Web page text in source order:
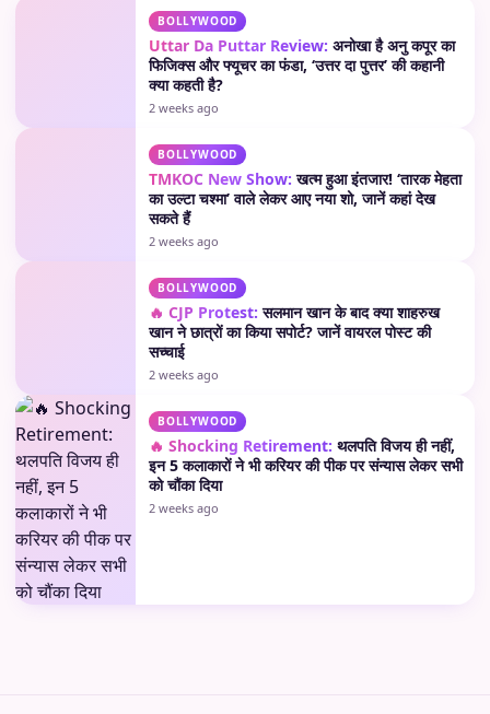
BOLLYWOOD
Uttar Da Puttar Review: अनोखा है अनु कपूर का
फिजिक्स और फ्यूचर का फंडा, ‘उत्तर दा पुत्तर’ की कहानी
क्या कहती है?
2 weeks ago
BOLLYWOOD
TMKOC New Show: खत्म हुआ इंतजार! ‘तारक मेहता
का उल्टा चश्मा’ वाले लेकर आए नया शो, जानें कहां देख
सकते हैं
2 weeks ago
BOLLYWOOD
🔥 CJP Protest: सलमान खान के बाद क्या शाहरुख
खान ने छात्रों का किया सपोर्ट? जानें वायरल पोस्ट की
सच्चाई
2 weeks ago
BOLLYWOOD
🔥 Shocking Retirement: थलपति विजय ही नहीं,
इन 5 कलाकारों ने भी करियर की पीक पर संन्यास लेकर सभी
को चौंका दिया
2 weeks ago